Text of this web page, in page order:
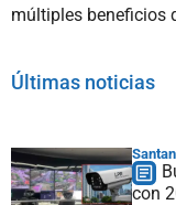
múltiples beneficios
Últimas noticias
con